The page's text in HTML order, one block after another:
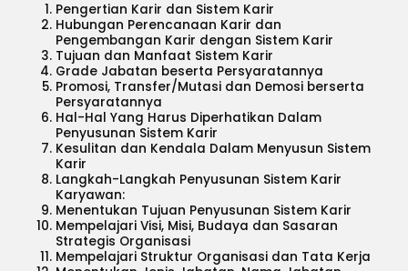
Pengertian Karir dan Sistem Karir
Hubungan Perencanaan Karir dan
Pengembangan Karir dengan Sistem Karir
Tujuan dan Manfaat Sistem Karir
Grade Jabatan beserta Persyaratannya
Promosi, Transfer/Mutasi dan Demosi berserta
Persyaratannya
Hal-Hal Yang Harus Diperhatikan Dalam
Penyusunan Sistem Karir
Kesulitan dan Kendala Dalam Menyusun Sistem
Karir
Langkah-Langkah Penyusunan Sistem Karir
Karyawan:
Menentukan Tujuan Penyusunan Sistem Karir
Mempelajari Visi, Misi, Budaya dan Sasaran
Strategis Organisasi
Mempelajari Struktur Organisasi dan Tata Kerja